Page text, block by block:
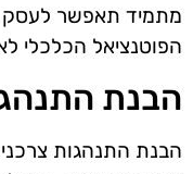
מתמיד תאפשר לעסק
הפוטנציאל הכלכלי
הבנת
הבנת התנהגות